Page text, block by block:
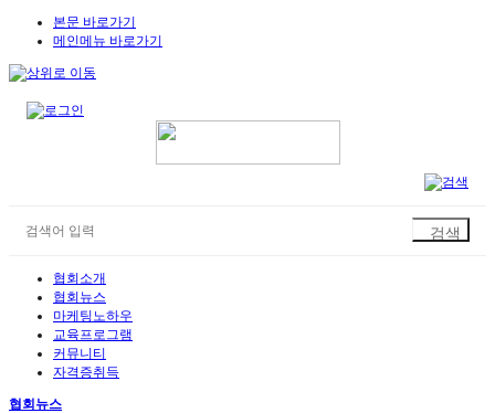
본문 바로가기
메인메뉴 바로가기
협회소개
협회뉴스
마케팅노하우
교육프로그램
커뮤니티
자격증취득
협회뉴스